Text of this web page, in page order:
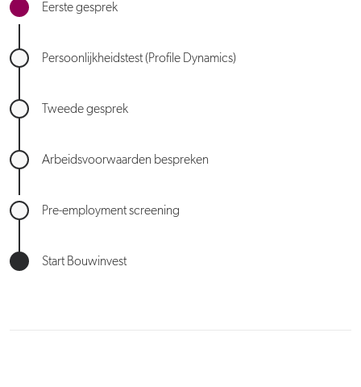
Eerste gesprek
Persoonlijkheidstest (Profile Dynamics)
Tweede gesprek
Arbeidsvoorwaarden bespreken
Pre-employment screening
Start Bouwinvest